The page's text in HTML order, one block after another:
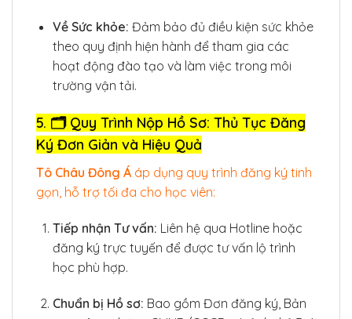
Về Sức khỏe: Đảm bảo đủ điều kiện sức khỏe
theo quy định hiện hành để tham gia các
hoạt động đào tạo và làm việc trong môi
trường vận tải.
5. 🗂️ Quy Trình Nộp Hồ Sơ: Thủ Tục Đăng
Ký Đơn Giản và Hiệu Quả
Tô Châu Đông Á áp dụng quy trình đăng ký tinh
gọn, hỗ trợ tối đa cho học viên:
Tiếp nhận Tư vấn: Liên hệ qua Hotline hoặc
đăng ký trực tuyến để được tư vấn lộ trình
học phù hợp.
Chuẩn bị Hồ sơ: Bao gồm Đơn đăng ký, Bản